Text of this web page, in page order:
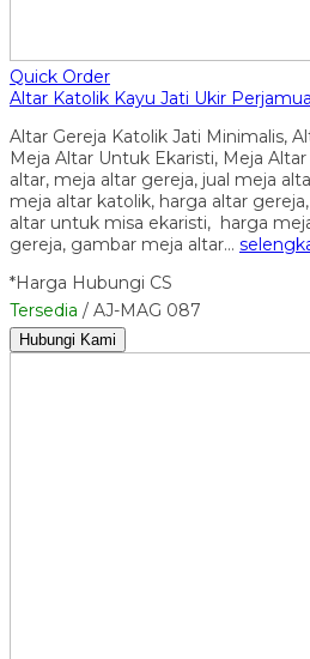
Quick Order
Altar Katolik Kayu Jati Ukir
Altar Gereja Katolik Jati Minimalis,
Meja Altar Untuk Ekaristi, Meja
altar, meja altar gereja, jual meja
meja altar katolik, harga altar
altar untuk misa ekaristi, harga
gereja, gambar meja altar…
*Harga Hubungi CS
Tersedia / AJ-MAG 087
Hubungi Kami